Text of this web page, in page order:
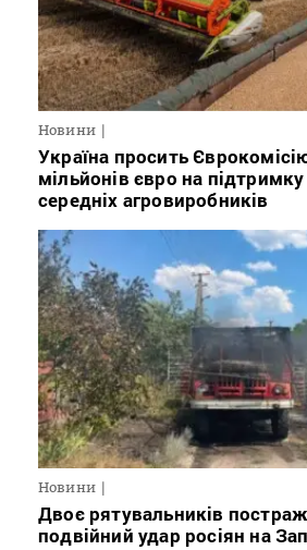
Новини
Україна просить
мільйонів євро на
середніх агровиробників
Новини
Двоє рятувальників
подвійний удар росіян на